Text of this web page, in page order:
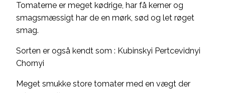
Tomaterne er meget kødrige, har få kerner og
smagsmæssigt har de en mørk, sød og let røget
smag.
Sorten er også kendt som : Kubinskyi Pertcevidnyi
Chornyi
Meget smukke store tomater med en vægt der